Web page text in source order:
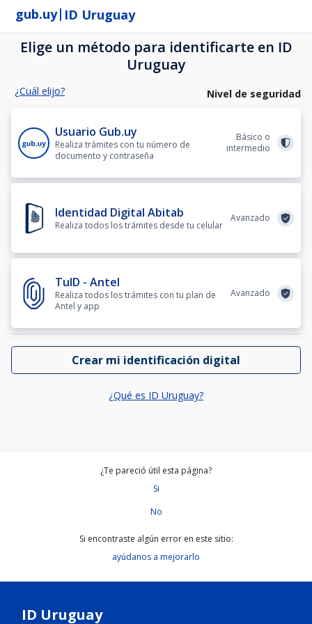
gub.uy| ID Uruguay
Elige un método para identificarte en ID
Uruguay
¿Cuál elijo? Nivel de seguridad
Usuario Gub.uy
Realiza trámites con tu número de
documento y contraseña
Básico o
intermedio
Identidad Digital Abitab
Realiza todos los trámites desde tu celular
Avanzado
TuID - Antel
Realiza todos los trámites con tu plan de
Antel y app
Avanzado
Crear mi identificación digital
¿Qué es ID Uruguay?
¿Te pareció útil esta página?
Si
No
Si encontraste algún error en este sitio:
ayúdanos a mejorarlo
ID Uruguay